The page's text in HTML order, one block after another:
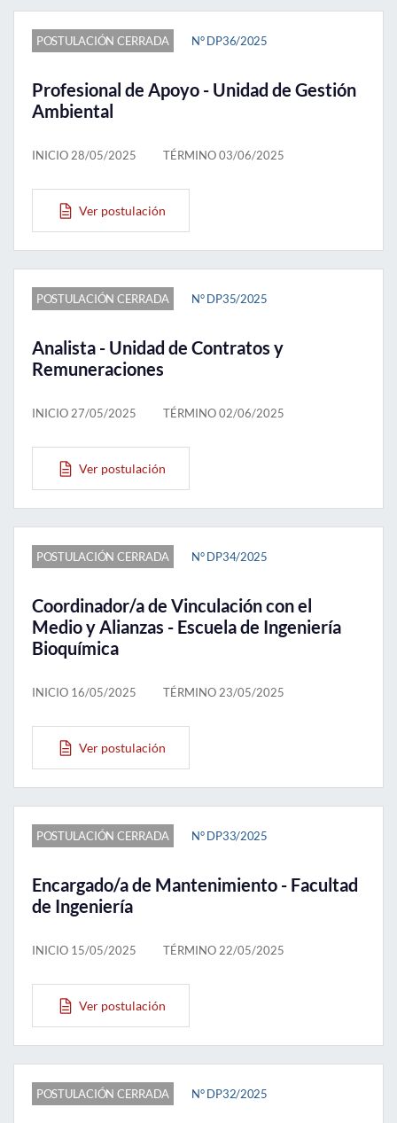
POSTULACIÓN CERRADA N° DP36/2025
Profesional de Apoyo - Unidad de Gestión
Ambiental
INICIO 28/05/2025 TÉRMINO 03/06/2025
Ver postulación
POSTULACIÓN CERRADA N° DP35/2025
Analista - Unidad de Contratos y
Remuneraciones
INICIO 27/05/2025 TÉRMINO 02/06/2025
Ver postulación
POSTULACIÓN CERRADA N° DP34/2025
Coordinador/a de Vinculación con el
Medio y Alianzas - Escuela de Ingeniería
Bioquímica
INICIO 16/05/2025 TÉRMINO 23/05/2025
Ver postulación
POSTULACIÓN CERRADA N° DP33/2025
Encargado/a de Mantenimiento - Facultad
de Ingeniería
INICIO 15/05/2025 TÉRMINO 22/05/2025
Ver postulación
POSTULACIÓN CERRADA N° DP32/2025